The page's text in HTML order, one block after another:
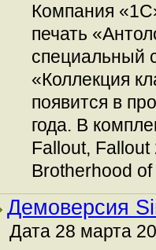
Компания
печать
специальный
«Коллекция
появится в
года. В
Fallout, Fallout
Brotherhood
Демоверсия
Дата 28 марта